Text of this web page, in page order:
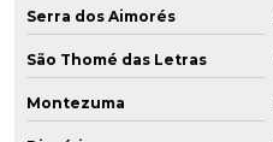
Serra dos Aimorés
São Thomé das Letras
Montezuma